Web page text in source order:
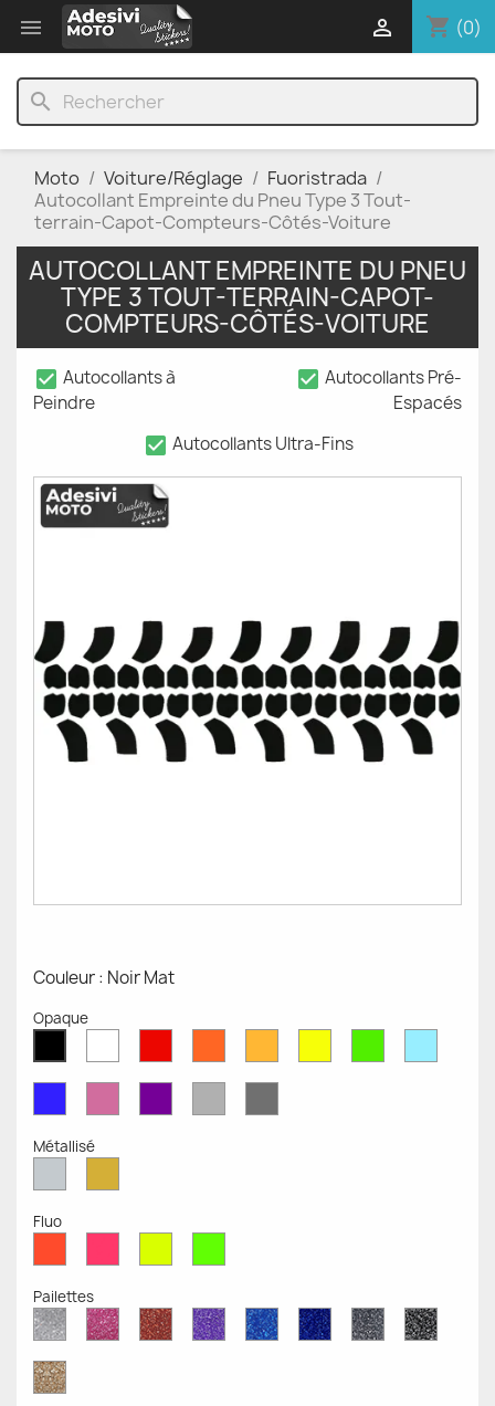
 shopping_cart (0)

search
Moto Voiture/Réglage
Fuoristrada
Autocollant Empreinte du Pneu Type 3 Tout-
terrain-Capot-Compteurs-Côtés-Voiture
AUTOCOLLANT EMPREINTE DU PNEU
TYPE 3 TOUT-TERRAIN-CAPOT-
COMPTEURS-CÔTÉS-VOITURE
check_box Autocollants à
Peindre
check_box Autocollants Pré-
Espacés
check_box Autocollants Ultra-Fins
Couleur : Noir Mat
Opaque
Mat
Mat
Mat
Mat
Mate
OpaqueMat
Opaque
Mat
Mat
Mat
Clair
Foncé
Métallisé
MétalliséMétallique
Fluo
Fluo
Fluo
Fluo
Fluo
Pailettes
Diamant
Scintillant
Paillettes
Roses
Paillettes
Rouges
Paillettes
Violettes
Saphir
Bleu
Paillettes
Bleu
Gris
PailletéNoires
Paillettes
d'Or